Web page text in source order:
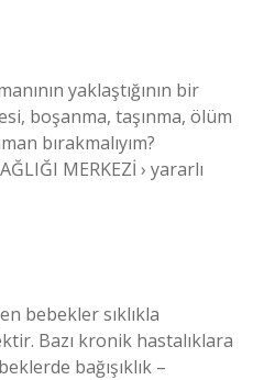
yaklaştığının bir
boşanma, taşınma, ölüm
bırakmalıyım?
MERKEZİ › yararlı
bebekler sıklıkla
Bazı kronik hastalıklara
bağışıklık –